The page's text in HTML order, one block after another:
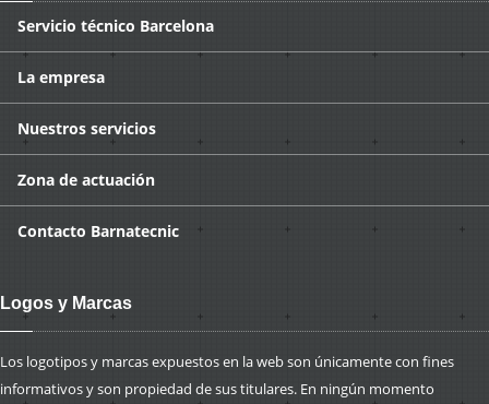
Servicio técnico Barcelona
La empresa
Nuestros servicios
Zona de actuación
Contacto Barnatecnic
Logos y Marcas
Los logotipos y marcas expuestos en la web son únicamente con fines
informativos y son propiedad de sus titulares. En ningún momento